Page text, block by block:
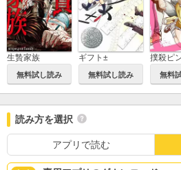
生贄家族
無料試し読み
ギフト±
無料試し読み 無料
読み方を選択
アプリで読む